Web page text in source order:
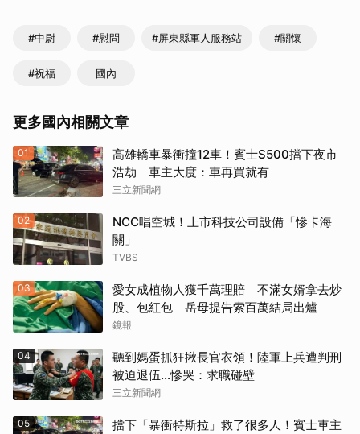
#中尉 #慰問 #屏東縣軍人服務站 #關懷
#祝福 國內
更多國內相關文章
01
高雄轎車暴衝撞12車！賓士S500擋下夜市
浩劫 車主大度：車再買就有
三立新聞網
02
NCC唱空城！上市科技公司設備「慘卡海
關」
TVBS
03
愛女成植物人獲千萬理賠 不滿女婿拿去炒
股、包紅包 岳母提告索百萬結局出爐
鏡報
04
聽到媽蛋抓狂揪長官衣領！陸軍上兵遭判刑
被迫退伍…慘哭：求職碰壁
三立新聞網
05
擋下「暴衝特斯拉」救了很多人！賓士車主